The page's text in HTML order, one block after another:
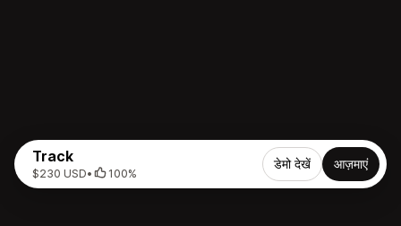
Track
$230 USD• 100%
डेमो देखें आज़माएं